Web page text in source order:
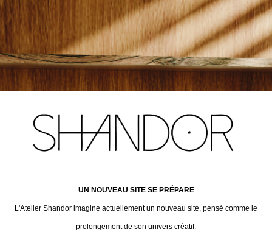
UN NOUVEAU SITE SE PRÉPARE
L'Atelier Shandor imagine actuellement un nouveau site, pensé comme le
prolongement de son univers créatif.